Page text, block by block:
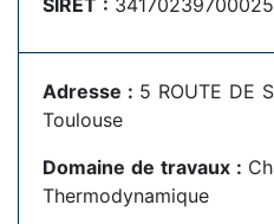
SIRET : 34170239700025
Adresse : 5 ROUTE DE
Toulouse
Domaine de travaux :
Thermodynamique